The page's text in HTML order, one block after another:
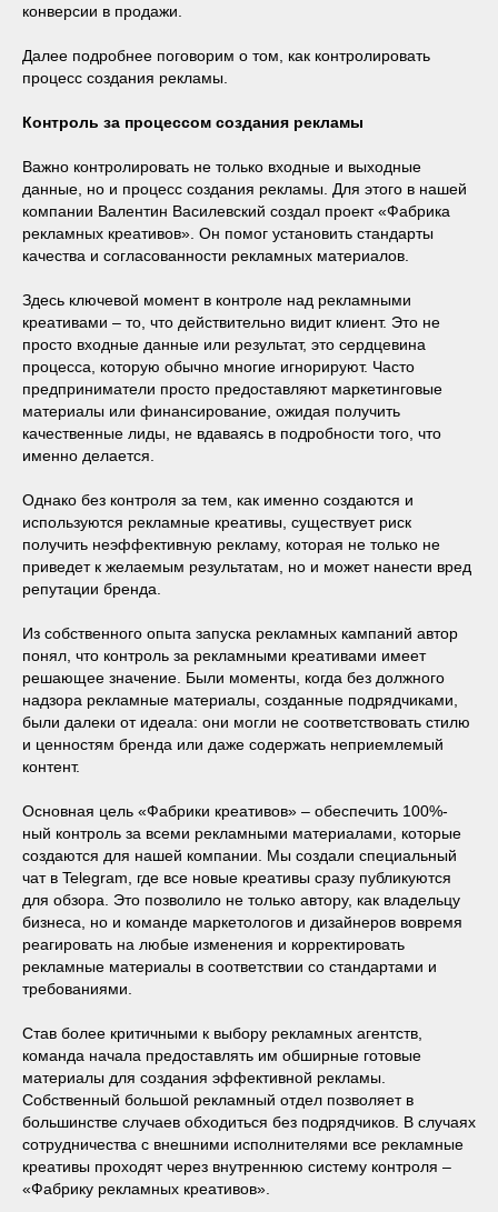
конверсии в продажи.
Далее подробнее поговорим о том, как контролировать
процесс создания рекламы.
Контроль за процессом создания рекламы
Важно контролировать не только входные и выходные
данные, но и процесс создания рекламы. Для этого в нашей
компании Валентин Василевский создал проект «Фабрика
рекламных креативов». Он помог установить стандарты
качества и согласованности рекламных материалов.
Здесь ключевой момент в контроле над рекламными
креативами ‒ то, что действительно видит клиент. Это не
просто входные данные или результат, это сердцевина
процесса, которую обычно многие игнорируют. Часто
предприниматели просто предоставляют маркетинговые
материалы или финансирование, ожидая получить
качественные лиды, не вдаваясь в подробности того, что
именно делается.
Однако без контроля за тем, как именно создаются и
используются рекламные креативы, существует риск
получить неэффективную рекламу, которая не только не
приведет к желаемым результатам, но и может нанести вред
репутации бренда.
Из собственного опыта запуска рекламных кампаний автор
понял, что контроль за рекламными креативами имеет
решающее значение. Были моменты, когда без должного
надзора рекламные материалы, созданные подрядчиками,
были далеки от идеала: они могли не соответствовать стилю
и ценностям бренда или даже содержать неприемлемый
контент.
Основная цель «Фабрики креативов» ‒ обеспечить 100%-
ный контроль за всеми рекламными материалами, которые
создаются для нашей компании. Мы создали специальный
чат в Telegram, где все новые креативы сразу публикуются
для обзора. Это позволило не только автору, как владельцу
бизнеса, но и команде маркетологов и дизайнеров вовремя
реагировать на любые изменения и корректировать
рекламные материалы в соответствии со стандартами и
требованиями.
Став более критичными к выбору рекламных агентств,
команда начала предоставлять им обширные готовые
материалы для создания эффективной рекламы.
Собственный большой рекламный отдел позволяет в
большинстве случаев обходиться без подрядчиков. В случаях
сотрудничества с внешними исполнителями все рекламные
креативы проходят через внутреннюю систему контроля ‒
«Фабрику рекламных креативов».